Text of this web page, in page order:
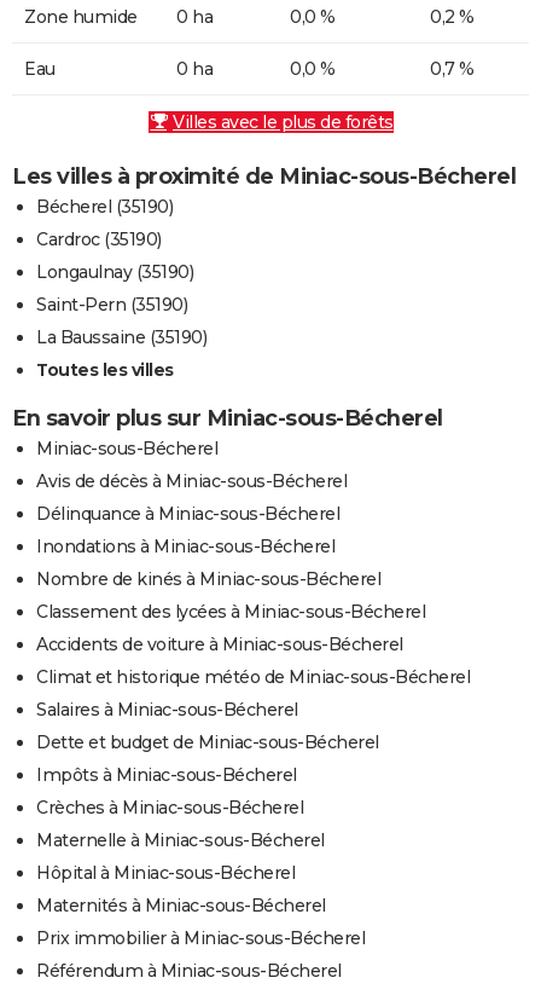
Zone humide 0 ha 0,0 % 0,2 %
Eau 0 ha 0,0 % 0,7 %
Villes avec le plus de forêts
Les villes à proximité de Miniac-sous-Bécherel
Bécherel (35190)
Cardroc (35190)
Longaulnay (35190)
Saint-Pern (35190)
La Baussaine (35190)
Toutes les villes
En savoir plus sur Miniac-sous-Bécherel
Miniac-sous-Bécherel
Avis de décès à Miniac-sous-Bécherel
Délinquance à Miniac-sous-Bécherel
Inondations à Miniac-sous-Bécherel
Nombre de kinés à Miniac-sous-Bécherel
Classement des lycées à Miniac-sous-Bécherel
Accidents de voiture à Miniac-sous-Bécherel
Climat et historique météo de Miniac-sous-Bécherel
Salaires à Miniac-sous-Bécherel
Dette et budget de Miniac-sous-Bécherel
Impôts à Miniac-sous-Bécherel
Crèches à Miniac-sous-Bécherel
Maternelle à Miniac-sous-Bécherel
Hôpital à Miniac-sous-Bécherel
Maternités à Miniac-sous-Bécherel
Prix immobilier à Miniac-sous-Bécherel
Référendum à Miniac-sous-Bécherel